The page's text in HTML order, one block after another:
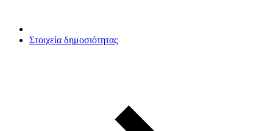
Στοιχεία δημοσιότητας